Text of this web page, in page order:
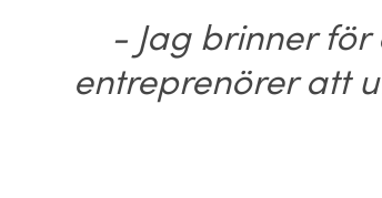
- Jag brinner
entreprenörer att